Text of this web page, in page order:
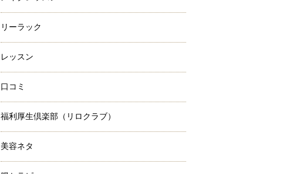
リーラック
レッスン
口コミ
福利厚生倶楽部（リロクラブ）
美容ネタ